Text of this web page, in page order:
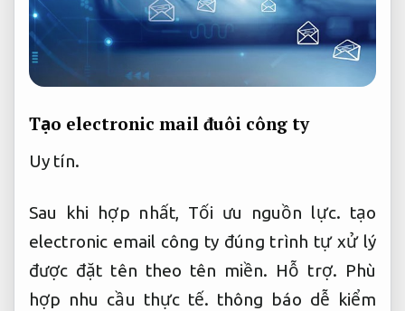
Tạo electronic mail đuôi công ty
Uy tín.
Sau khi hợp nhất, Tối ưu nguồn lực. tạo
electronic email công ty đúng trình tự xử lý
được đặt tên theo tên miền. Hỗ trợ. Phù
hợp nhu cầu thực tế. thông báo dễ kiểm